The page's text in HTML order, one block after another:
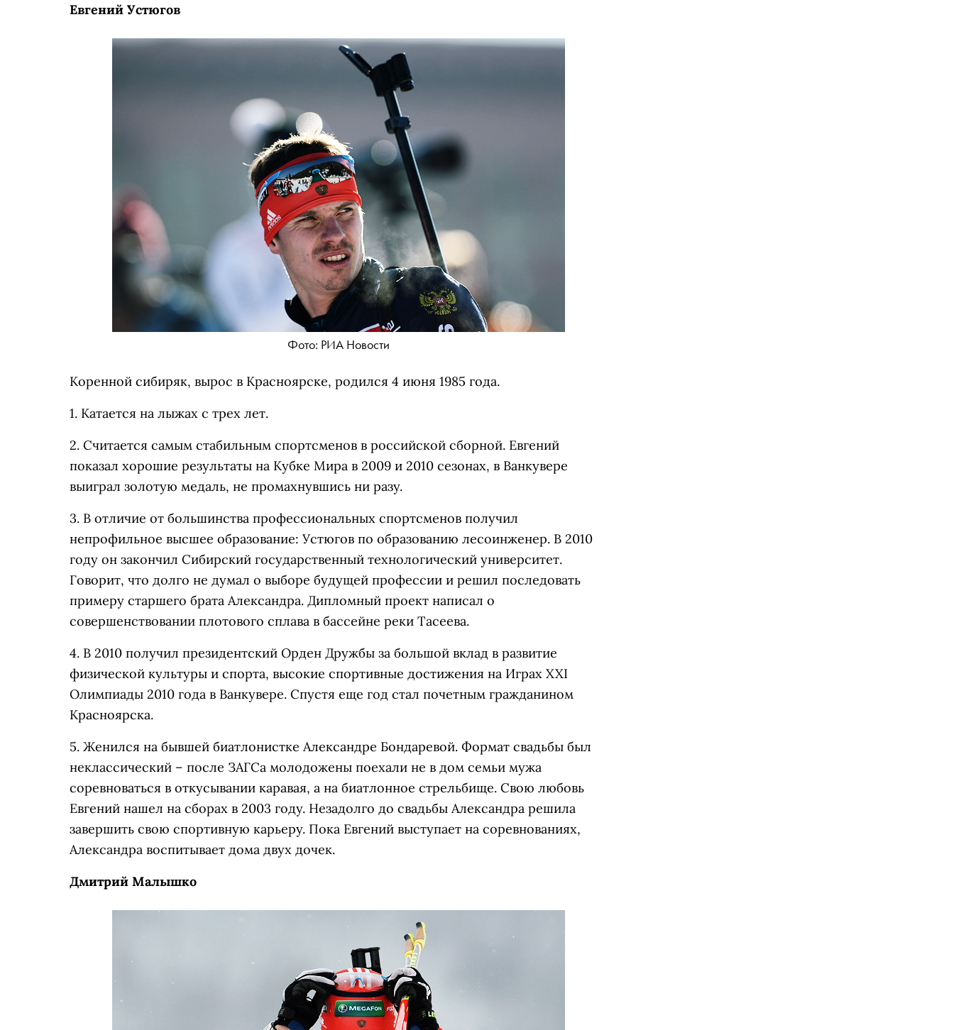
Евгений Устюгов
Фото: РИА Новости
Коренной сибиряк, вырос в Красноярске, родился 4 июня 1985 года.
1. Катается на лыжах с трех лет.
2. Считается самым стабильным спортсменов в российской сборной. Евгений
показал хорошие результаты на Кубке Мира в 2009 и 2010 сезонах, в Ванкувере
выиграл золотую медаль, не промахнувшись ни разу.
3. В отличие от большинства профессиональных спортсменов получил
непрофильное высшее образование: Устюгов по образованию лесоинженер. В 2010
году он закончил Сибирский государственный технологический университет.
Говорит, что долго не думал о выборе будущей профессии и решил последовать
примеру старшего брата Александра. Дипломный проект написал о
совершенствовании плотового сплава в бассейне реки Тасеева.
4. В 2010 получил президентский Орден Дружбы за большой вклад в развитие
физической культуры и спорта, высокие спортивные достижения на Играх XXI
Олимпиады 2010 года в Ванкувере. Спустя еще год стал почетным гражданином
Красноярска.
5. Женился на бывшей биатлонистке Александре Бондаревой. Формат свадьбы был
неклассический – после ЗАГСа молодожены поехали не в дом семьи мужа
соревноваться в откусывании каравая, а на биатлонное стрельбище. Свою любовь
Евгений нашел на сборах в 2003 году. Незадолго до свадьбы Александра решила
завершить свою спортивную карьеру. Пока Евгений выступает на соревнованиях,
Александра воспитывает дома двух дочек.
Дмитрий Малышко